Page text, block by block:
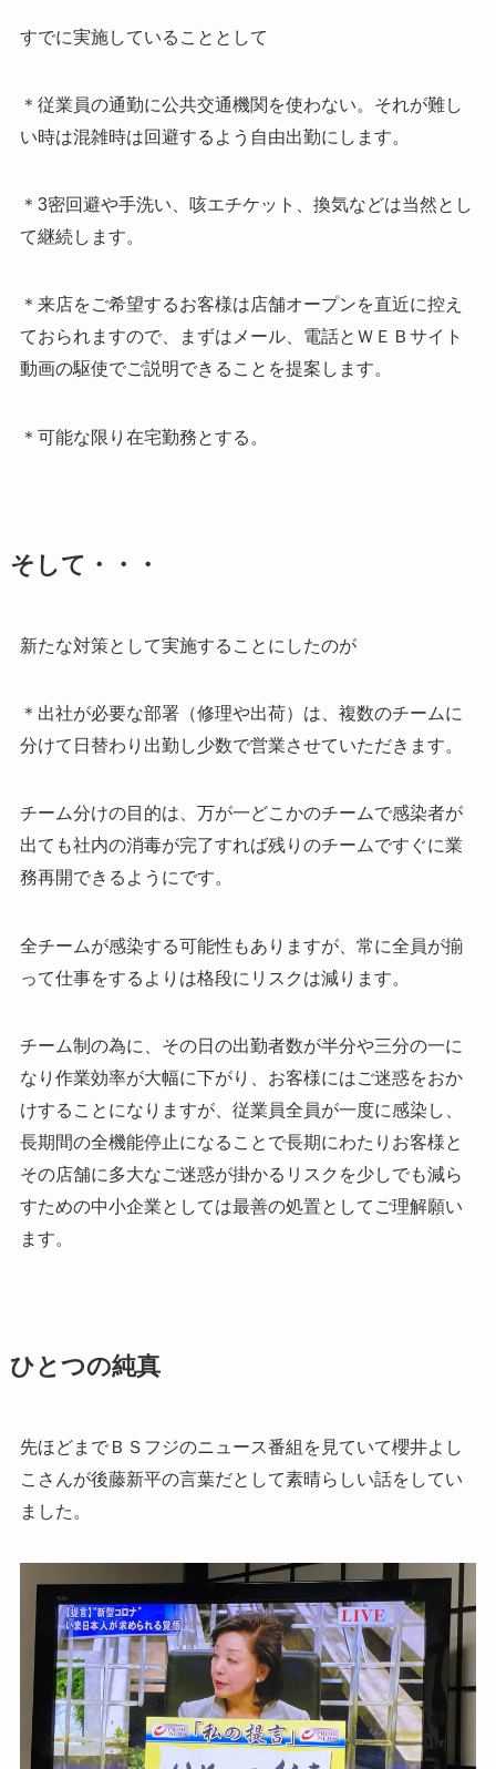
すでに実施していることとして
＊従業員の通勤に公共交通機関を使わない。それが難し
い時は混雑時は回避するよう自由出勤にします。
＊3密回避や手洗い、咳エチケット、換気などは当然とし
て継続します。
＊来店をご希望するお客様は店舗オープンを直近に控え
ておられますので、まずはメール、電話とＷＥＢサイト
動画の駆使でご説明できることを提案します。
＊可能な限り在宅勤務とする。
そして・・・
新たな対策として実施することにしたのが
＊出社が必要な部署（修理や出荷）は、複数のチームに
分けて日替わり出勤し少数で営業させていただきます。
チーム分けの目的は、万が一どこかのチームで感染者が
出ても社内の消毒が完了すれば残りのチームですぐに業
務再開できるようにです。
全チームが感染する可能性もありますが、常に全員が揃
って仕事をするよりは格段にリスクは減ります。
チーム制の為に、その日の出勤者数が半分や三分の一に
なり作業効率が大幅に下がり、お客様にはご迷惑をおか
けすることになりますが、従業員全員が一度に感染し、
長期間の全機能停止になることで長期にわたりお客様と
その店舗に多大なご迷惑が掛かるリスクを少しでも減ら
すための中小企業としては最善の処置としてご理解願い
ます。
ひとつの純真
先ほどまでＢＳフジのニュース番組を見ていて櫻井よし
こさんが後藤新平の言葉だとして素晴らしい話をしてい
ました。